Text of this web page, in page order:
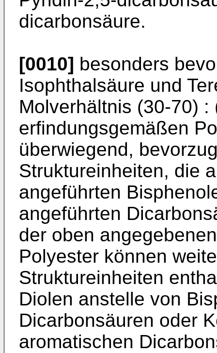
dicarbonsäure.
[0010] besonders
Isophthalsäure und
Molverhältnis (30-70) :
erfindungsgemäßen
überwiegend,
Struktureinheiten, die
angeführten
angeführten
der oben
Polyester können
Struktureinheiten
Diolen anstelle von
Dicarbonsäuren oder
aromatischen